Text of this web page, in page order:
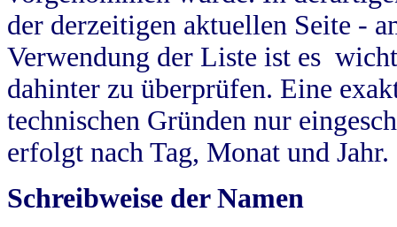
der derzeitigen aktuellen Seite -
Verwendung der Liste ist es
dahinter zu überprüfen. Eine
technischen Gründen nur
erfolgt nach Tag, Monat und Jahr.
Schreibweise der Namen